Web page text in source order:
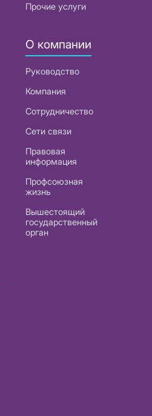
Прочие услуги
О компании
Руководство
Компания
Сотрудничество
Сети связи
Правовая
информация
Профсоюзная
жизнь
Вышестоящий
государственный
орган